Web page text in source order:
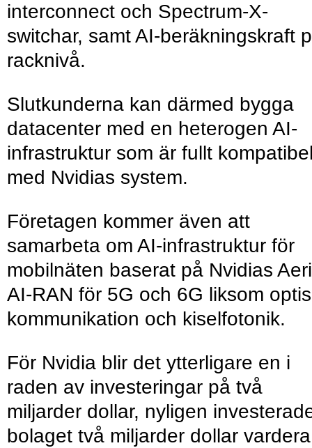
interconnect och Spectrum-X-
switchar, samt AI-beräkningskraft
racknivå.
Slutkunderna kan därmed bygga
datacenter med en heterogen AI-
infrastruktur som är fullt
med Nvidias system.
Företagen kommer även att
samarbeta om AI-infrastruktur för
mobilnäten baserat på Nvidias
AI-RAN för 5G och 6G liksom
kommunikation och kiselfotonik.
För Nvidia blir det ytterligare en i
raden av investeringar på två
miljarder dollar, nyligen
bolaget två miljarder dollar